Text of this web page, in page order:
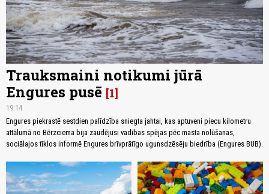
Trauksmaini notikumi jūrā
Engures pusē 1
19:14
Engures piekrastē sestdien palīdzība sniegta jahtai, kas aptuveni piecu kilometru
attālumā no Bērzciema bija zaudējusi vadības spējas pēc masta nolūšanas,
sociālajos tīklos informē Engures brīvprātīgo ugunsdzēsēju biedrība (Engures BUB).